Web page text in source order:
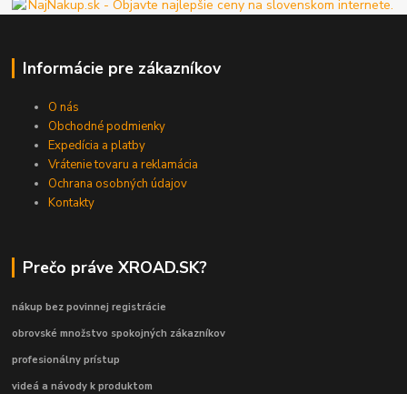
Informácie pre zákazníkov
O nás
Obchodné podmienky
Expedícia a platby
Vrátenie tovaru a reklamácia
Ochrana osobných údajov
Kontakty
Prečo práve XROAD.SK?
nákup bez povinnej registrácie
obrovské množstvo spokojných zákazníkov
profesionálny prístup
videá a návody k produktom